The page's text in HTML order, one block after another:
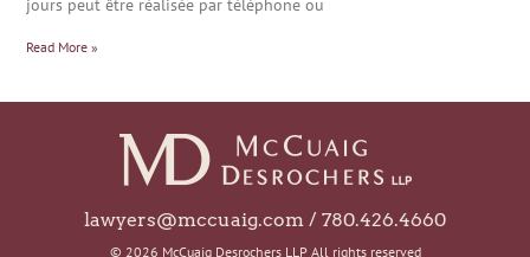
jours peut être réalisée par téléphone ou
Read More »
lawyers@mccuaig.com / 780.426.4660
© 2026 McCuaig Desrochers LLP All rights reserved